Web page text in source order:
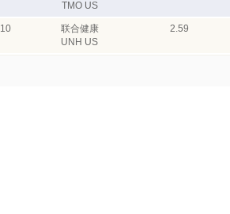
TMO US
10
联合健康
UNH US
2.59